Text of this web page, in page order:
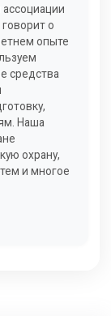
о
опыте
средства
Наша
охрану,
и многое